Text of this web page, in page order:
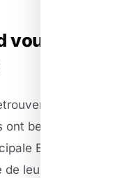
dans
besoin d'un
ET d'une
leur offre.